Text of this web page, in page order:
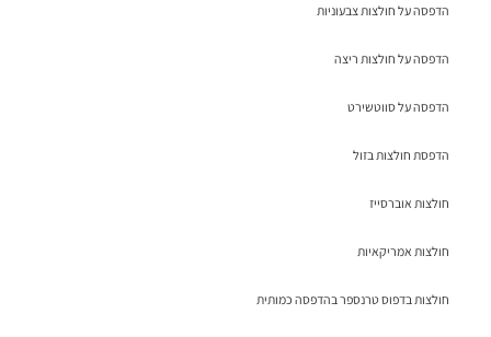
הדפסה על חולצות צבעוניות
הדפסה על חולצות ריצה
הדפסה על סווטשירט
הדפסת חולצות בזול
חולצות אוברסייז
חולצות אמריקאיות
חולצות בדפוס טרנספר בהדפסה כמותית